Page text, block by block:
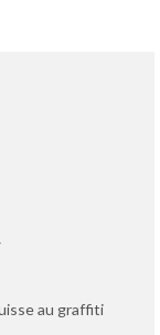
au graffiti